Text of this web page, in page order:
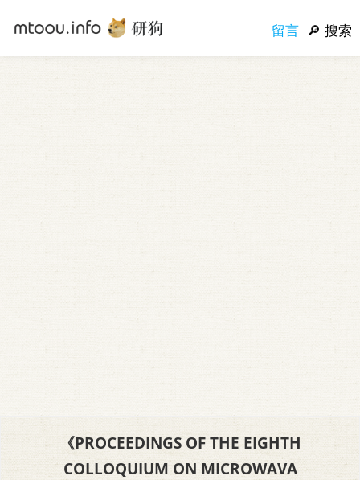
留言 搜索
《PROCEEDINGS OF THE EIGHTH
COLLOQUIUM ON MICROWAVA